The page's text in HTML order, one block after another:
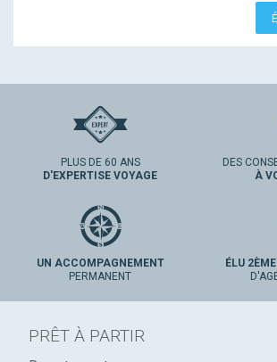
PLUS DE 60 ANS
D'EXPERTISE VOYAGE
DES
À
UN ACCOMPAGNEMENT
PERMANENT
ÉLU
PRÊT À PARTIR